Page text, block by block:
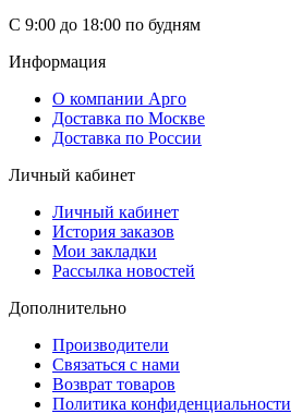
С 9:00 до 18:00 по будням
Информация
О компании Арго
Доставка по Москве
Доставка по России
Личный кабинет
Личный кабинет
История заказов
Мои закладки
Рассылка новостей
Дополнительно
Производители
Связаться с нами
Возврат товаров
Политика конфиденциальности